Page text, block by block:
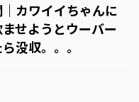
カワイイちゃんに
せようとウーバー
没収。。。